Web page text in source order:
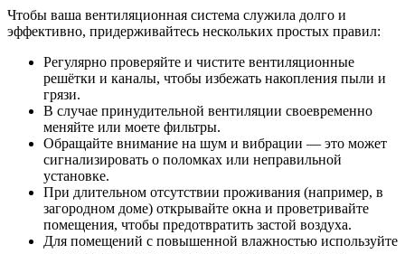
Чтобы ваша вентиляционная система служила долго и
эффективно, придерживайтесь нескольких простых правил:
Регулярно проверяйте и чистите вентиляционные
решётки и каналы, чтобы избежать накопления пыли и
грязи.
В случае принудительной вентиляции своевременно
меняйте или моете фильтры.
Обращайте внимание на шум и вибрации — это может
сигнализировать о поломках или неправильной
установке.
При длительном отсутствии проживания (например, в
загородном доме) открывайте окна и проветривайте
помещения, чтобы предотвратить застой воздуха.
Для помещений с повышенной влажностью используйте